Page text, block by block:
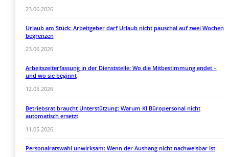
23.06.2026
Urlaub am Stück: Arbeitgeber darf Urlaub nicht pauschal auf zwei Wochen
begrenzen
23.06.2026
Arbeitszeiterfassung in der Dienststelle: Wo die Mitbestimmung endet –
und wo sie beginnt
12.05.2026
Betriebsrat braucht Unterstützung: Warum KI Büropersonal nicht
automatisch ersetzt
11.05.2026
Personalratswahl unwirksam: Wenn der Aushang nicht nachweisbar ist